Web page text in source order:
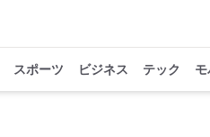
スポーツ ビジネス テック